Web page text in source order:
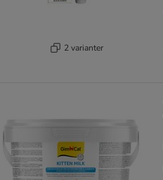
2 varianter